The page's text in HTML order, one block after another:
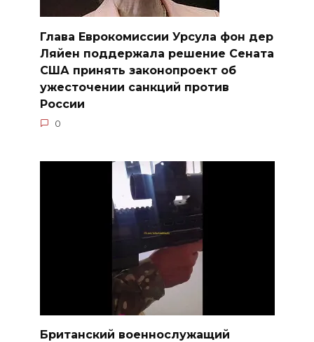
Глава Еврокомиссии Урсула фон дер
Ляйен поддержала решение Сената
США принять законопроект об
ужесточении санкций против
России
0
Британский военнослужащий